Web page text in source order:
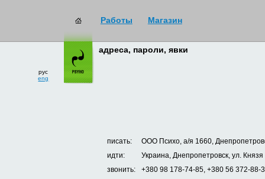
Работы Магазин
рус
eng
адреса, пароли, явки
писать:
ООО Психо, а/я 1660,
идти:
Украина, Днепропетровск, ул.
звонить:
+380 98 178-74-85, +380 56 372-88-